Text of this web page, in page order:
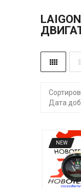
Дата
NEW